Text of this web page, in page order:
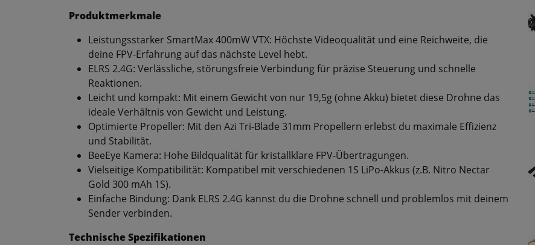
Produktmerkmale
Leistungsstarker SmartMax 400mW VTX: Höchste Videoqualität und eine Reichweite, die
deine FPV-Erfahrung auf das nächste Level hebt.
ELRS 2.4G: Verlässliche, störungsfreie Verbindung für präzise Steuerung und schnelle
Reaktionen.
Leicht und kompakt: Mit einem Gewicht von nur 19,5g (ohne Akku) bietet diese Drohne das
ideale Verhältnis von Gewicht und Leistung.
Optimierte Propeller: Mit den Azi Tri-Blade 31mm Propellern erlebst du maximale Effizienz
und Stabilität.
BeeEye Kamera: Hohe Bildqualität für kristallklare FPV-Übertragungen.
Vielseitige Kompatibilität: Kompatibel mit verschiedenen 1S LiPo-Akkus (z.B. Nitro Nectar
Gold 300 mAh 1S).
Einfache Bindung: Dank ELRS 2.4G kannst du die Drohne schnell und problemlos mit deinem
Sender verbinden.
Technische Spezifikationen